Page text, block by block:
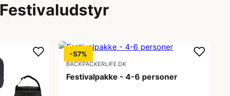
Festivaludstyr
-57%
BACKPACKERLIFE.DK
Festivalpakke - 4-6 personer